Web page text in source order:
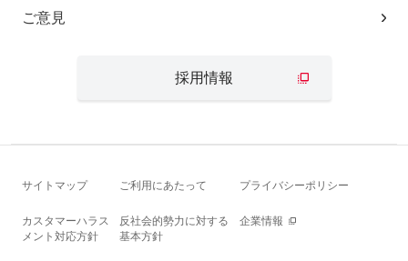
ご意見
採用情報
サイトマップ ご利用にあたって プライバシーポリシー
カスタマーハラス
メント対応方針
反社会的勢力に対する
基本方針
企業情報